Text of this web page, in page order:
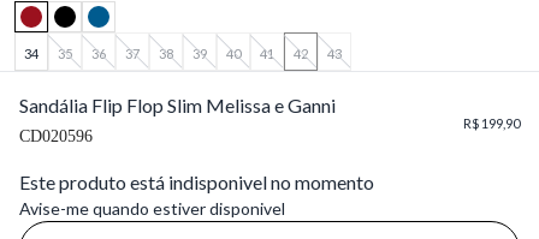
34 35 36 37 38 39 40 41 42 43
Sandália Flip Flop Slim Melissa e Ganni
CD020596
R$ 199,90
Este produto está indisponivel no momento
Avise-me quando estiver disponivel